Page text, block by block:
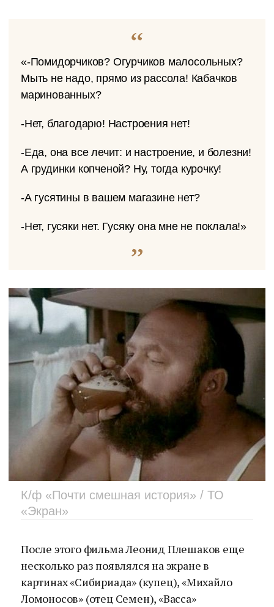
«-Помидорчиков? Огурчиков малосольных?
Мыть не надо, прямо из рассола! Кабачков
маринованных?
-Нет, благодарю! Настроения нет!
-Еда, она все лечит: и настроение, и болезни!
А грудинки копченой? Ну, тогда курочку!
-А гусятины в вашем магазине нет?
-Нет, гусяки нет. Гусяку она мне не поклала!»
К/ф «Почти смешная история» / ТО
«Экран»
После этого фильма Леонид Плешаков еще
несколько раз появлялся на экране в
картинах «Сибириада» (купец), «Михайло
Ломоносов» (отец Семен), «Васса»